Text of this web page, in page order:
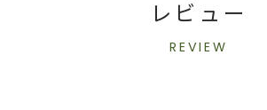
レビュー
REVIEW